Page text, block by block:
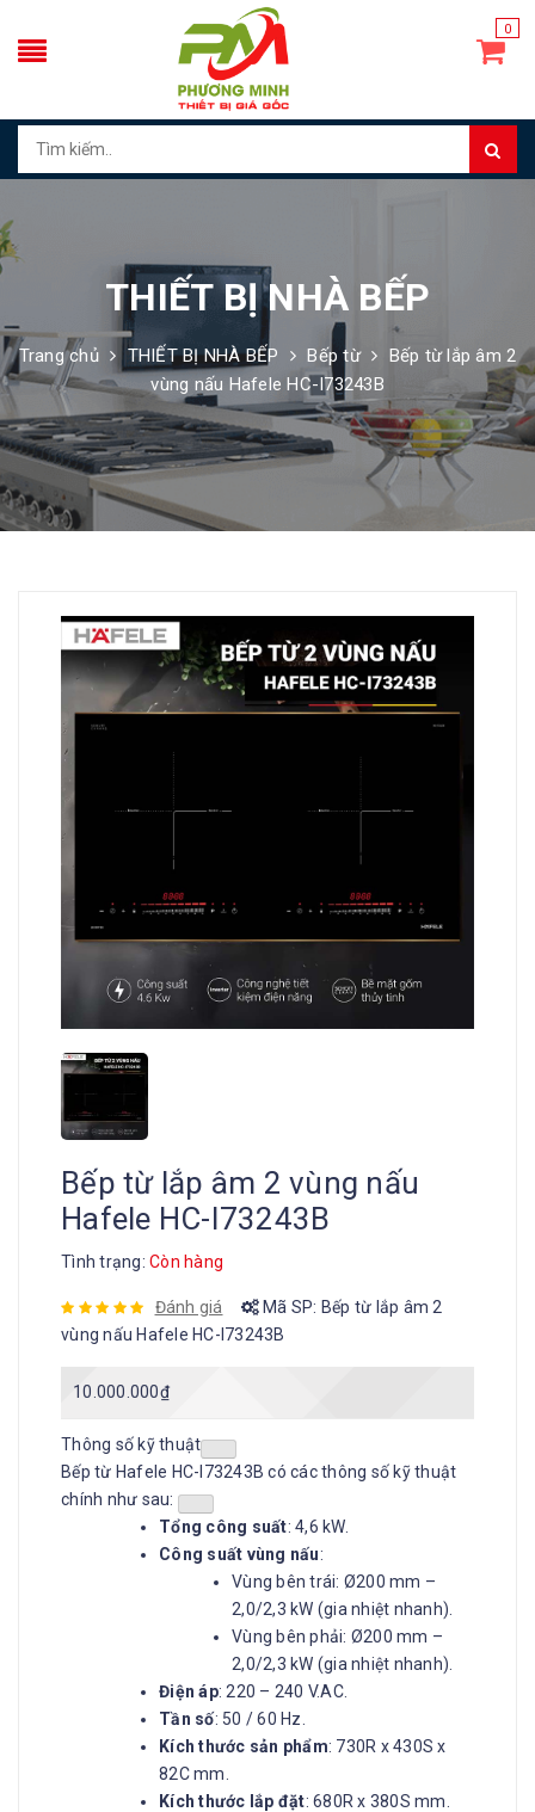
0
THIẾT BỊ NHÀ BẾP
Trang chủ THIẾT BỊ NHÀ BẾP Bếp từ
Bếp từ lắp âm 2
vùng nấu Hafele HC-I73243B
Bếp từ lắp âm 2 vùng nấu
Hafele HC-I73243B
Tình trạng: Còn hàng
Đánh giá Mã SP: Bếp từ lắp âm 2
vùng nấu Hafele HC-I73243B
10.000.000₫
Thông số kỹ thuật
Bếp từ Hafele HC-I73243B có các thông số kỹ thuật
chính như sau:
Tổng công suất: 4,6 kW.
Công suất vùng nấu:
Vùng bên trái: Ø200 mm –
2,0/2,3 kW (gia nhiệt nhanh).
Vùng bên phải: Ø200 mm –
2,0/2,3 kW (gia nhiệt nhanh).
Điện áp: 220 – 240 V.AC.
Tần số: 50 / 60 Hz.
Kích thước sản phẩm: 730R x 430S x
82C mm.
Kích thước lắp đặt: 680R x 380S mm.